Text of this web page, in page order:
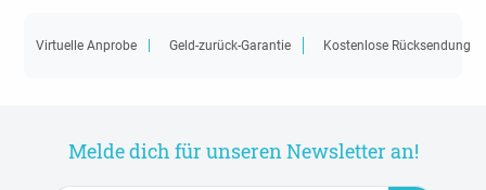
Virtuelle Anprobe Geld-zurück-Garantie Kostenlose Rücksendung
Melde dich für unseren Newsletter an!